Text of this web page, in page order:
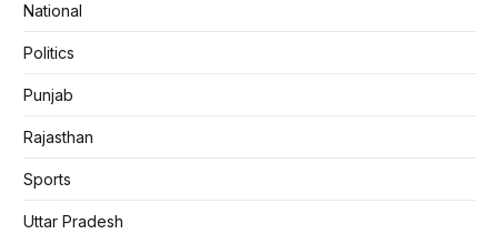
National
Politics
Punjab
Rajasthan
Sports
Uttar Pradesh